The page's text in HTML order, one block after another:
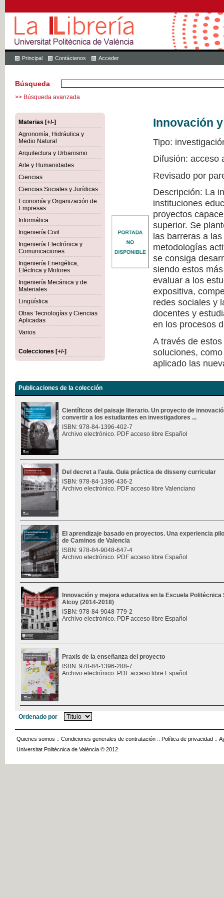
Principal Contáctenos Acceder
Búsqueda
>> Búsqueda avanzada
Materias [+/-]
Agronomía, Hidráulica y
Medio Natural
Arquitectura y Urbanismo
Arte y Humanidades
Ciencias
Ciencias Sociales y Jurídicas
Economía y Organización de
Empresas
Informática
Ingeniería Civil
Ingeniería Electrónica y
Comunicaciones
Ingeniería Energética,
Eléctrica y Motores
Ingeniería Mecánica y de
Materiales
Lingüística
Otras Tecnologías y Ciencias
Aplicadas
Varios
Colecciones [+/-]
Innovación
Tipo:
Difusión: acceso
Revisado por
Descripción: La
instituciones
proyectos
superior. Se
las barreras a
metodologías
se consiga
siendo estos
evaluar a los
expositiva,
redes sociales y
docentes y
en los procesos
A través de
soluciones,
aplicado las
Publicaciones de la colección
Científicos del paisaje literario. Un proyecto de
convertir a los estudiantes en investigadores ...
ISBN: 978-84-1396-402-7
Archivo electrónico. PDF acceso libre Español
Del decret a l'aula. Guia práctica de disseny curricular
ISBN: 978-84-1396-436-2
Archivo electrónico. PDF acceso libre Valenciano
El aprendizaje basado en proyectos. Una experiencia
de Caminos de Valencia
ISBN: 978-84-9048-647-4
Archivo electrónico. PDF acceso libre Español
Innovación y mejora educativa en la Escuela Politécnica
Alcoy (2014-2018)
ISBN: 978-84-9048-779-2
Archivo electrónico. PDF acceso libre Español
Praxis de la enseñanza del proyecto
ISBN: 978-84-1396-288-7
Archivo electrónico. PDF acceso libre Español
Ordenado por
Quienes somos :: Condiciones generales de contratación :: Política de privacidad ::
Universitat Politècnica de València © 2012